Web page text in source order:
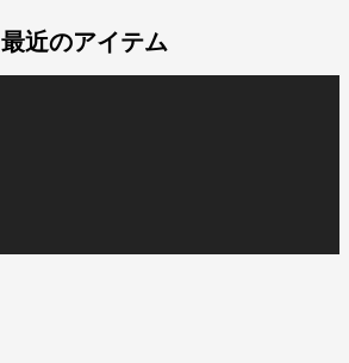
最近のアイテム